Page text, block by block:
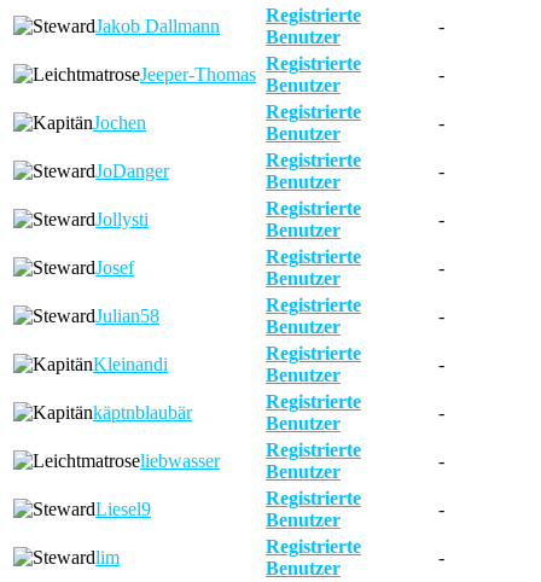
Jakob Dallmann
Registrierte
Benutzer
-
Jeeper-Thomas
Registrierte
Benutzer
-
Jochen
Registrierte
Benutzer
-
JoDanger
Registrierte
Benutzer
-
Jollysti
Registrierte
Benutzer
-
Josef
Registrierte
Benutzer
-
Julian58
Registrierte
Benutzer
-
Kleinandi
Registrierte
Benutzer
-
käptnblaubär
Registrierte
Benutzer
-
liebwasser
Registrierte
Benutzer
-
Liesel9
Registrierte
Benutzer
-
lim
Registrierte
Benutzer
-